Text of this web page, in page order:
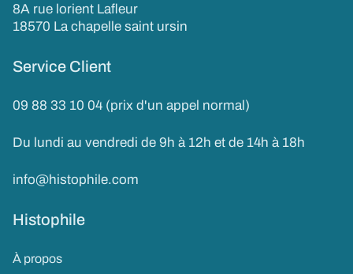
8A rue lorient Lafleur
18570 La chapelle saint ursin
Service Client
09 88 33 10 04 (prix d'un appel normal)
Du lundi au vendredi de 9h à 12h et de 14h à 18h
info@histophile.com
Histophile
À propos